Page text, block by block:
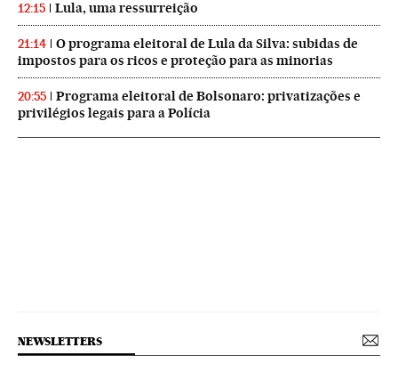
12:15 Lula, uma ressurreição
21:14
O programa eleitoral de Lula da Silva: subidas de
impostos para os ricos e proteção para as minorias
20:55
Programa eleitoral de Bolsonaro: privatizações e
privilégios legais para a Polícia
NEWSLETTERS